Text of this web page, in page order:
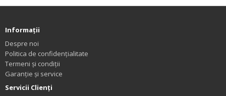
Informaţii
Despre noi
Politica de confidențialitate
Termeni și condiții
Garanție și service
Servicii Clienţi